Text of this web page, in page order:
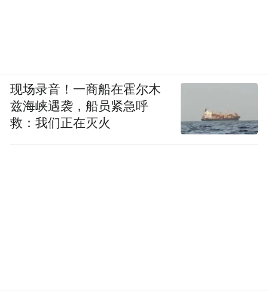
现场录音！一商船在霍尔木
兹海峡遇袭，船员紧急呼
救：我们正在灭火